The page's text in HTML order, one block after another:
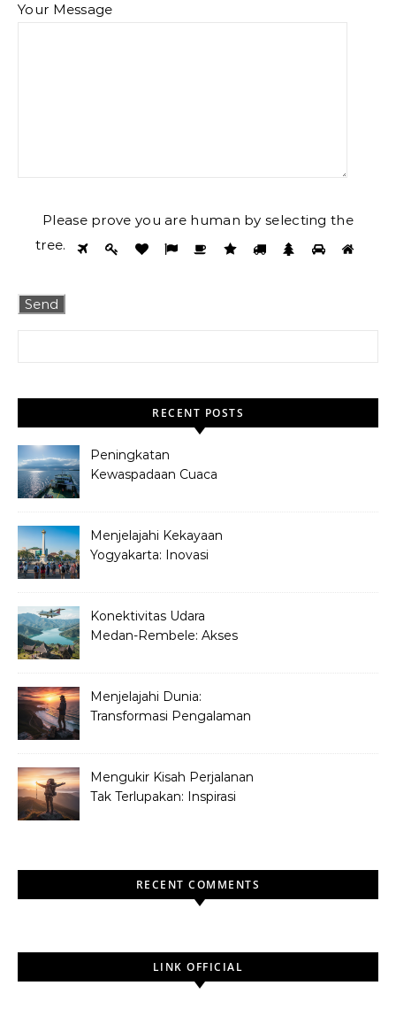
Your Message
Please prove you are human by selecting the
tree.
RECENT POSTS
Peningkatan
Kewaspadaan Cuaca
Penyeberangan Jawa-Bali
yang Aman
Menjelajahi Kekayaan
Yogyakarta: Inovasi
Konektivitas Udara
Medan-Rembele: Akses
Menjelajahi Dunia:
Transformasi Pengalaman
Mengukir Kisah Perjalanan
Tak Terlupakan: Inspirasi
RECENT COMMENTS
LINK OFFICIAL